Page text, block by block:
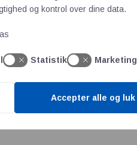
prioritering af problemer.
succesfuld implementering.
at opnå bedre resultater.
og kontrol over dine data.
Statistik Marketing
Accepter alle og luk